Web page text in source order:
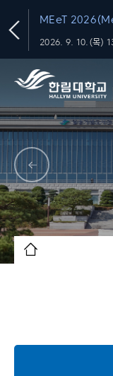
meets
｜COEX, 더플라츠